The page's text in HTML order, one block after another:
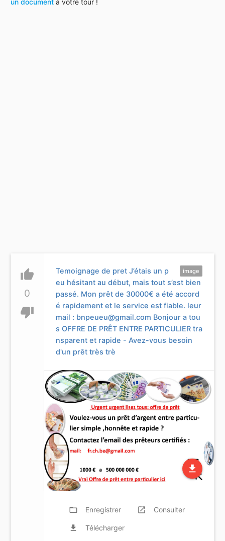
thumb_up
0
thumb_down
image
Temoignage de pret J’étais un p
eu hésitant au début, mais tout s’est bien
passé. Mon prêt de 30000€ a été accord
é rapidement et le service est fiable. leur
mail : bnpeueu@gmail.com Bonjour a tou
s OFFRE DE PRÊT ENTRE PARTICULIER tra
nsparent et rapide - Avez-vous besoin
d'un prêt très trè
file_download
folder_open Enregistrer launch Consulter
file_download Télécharger